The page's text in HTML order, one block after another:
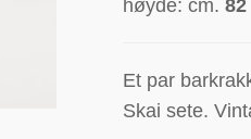
høyde: cm.82
Et par
Skai sete.